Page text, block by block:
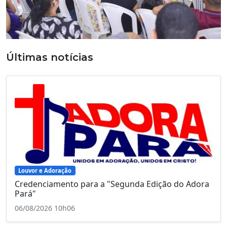
Últimas notícias
Louvor e Adoração
Credenciamento para a "Segunda Edição do Adora
Pará"
06/08/2026 10h06